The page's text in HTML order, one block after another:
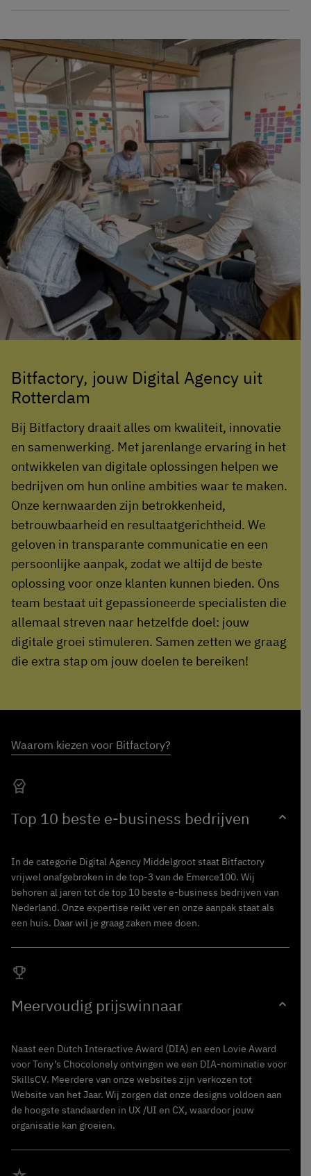
Bitfactory, jouw Digital Agency uit
Rotterdam
Bij Bitfactory draait alles om kwaliteit, innovatie
en samenwerking. Met jarenlange ervaring in het
ontwikkelen van digitale oplossingen helpen we
bedrijven om hun online ambities waar te maken.
Onze kernwaarden zijn betrokkenheid,
betrouwbaarheid en resultaatgerichtheid. We
geloven in transparante communicatie en een
persoonlijke aanpak, zodat we altijd de beste
oplossing voor onze klanten kunnen bieden. Ons
team bestaat uit gepassioneerde specialisten die
allemaal streven naar hetzelfde doel: jouw
digitale groei stimuleren. Samen zetten we graag
die extra stap om jouw doelen te bereiken!
Waarom kiezen voor Bitfactory?
editor_choice
Top 10 beste e-business bedrijven expand_more
In de categorie Digital Agency Middelgroot staat Bitfactory
vrijwel onafgebroken in de top-3 van de Emerce100. Wij
behoren al jaren tot de top 10 beste e-business bedrijven van
Nederland. Onze expertise reikt ver en onze aanpak staat als
een huis. Daar wil je graag zaken mee doen.
Trophy
Meervoudig prijswinnaar expand_more
Naast een Dutch Interactive Award (DIA) en een Lovie Award
voor Tony’s Chocolonely ontvingen we een DIA-nominatie voor
SkillsCV. Meerdere van onze websites zijn verkozen tot
Website van het Jaar. Wij zorgen dat onze designs voldoen aan
de hoogste standaarden in UX /UI en CX, waardoor jouw
organisatie kan groeien.